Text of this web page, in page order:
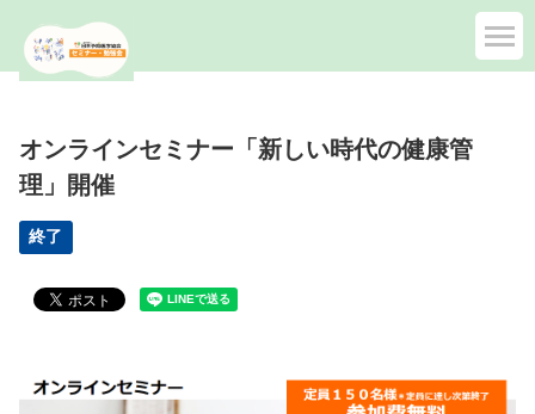
オンラインセミナー「新しい時代の健康管
理」開催
終了